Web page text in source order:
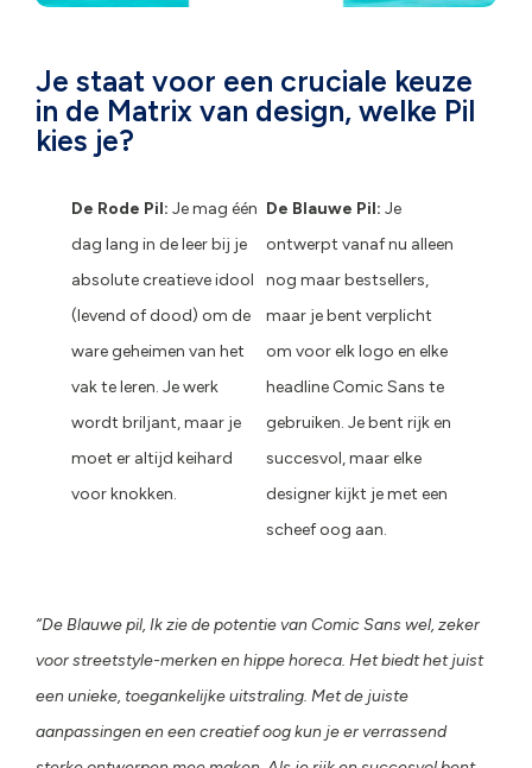
Je staat voor een cruciale keuze
in de Matrix van design, welke Pil
kies je?
De Blauwe Pil: Je
ontwerpt vanaf nu alleen
nog maar bestsellers,
maar je bent verplicht
om voor elk logo en elke
headline Comic Sans te
gebruiken. Je bent rijk en
succesvol, maar elke
designer kijkt je met een
scheef oog aan.
De Rode Pil: Je mag één
dag lang in de leer bij je
absolute creatieve idool
(levend of dood) om de
ware geheimen van het
vak te leren. Je werk
wordt briljant, maar je
moet er altijd keihard
voor knokken.
“De Blauwe pil, Ik zie de potentie van Comic Sans wel, zeker
voor streetstyle-merken en hippe horeca. Het biedt het juist
een unieke, toegankelijke uitstraling. Met de juiste
aanpassingen en een creatief oog kun je er verrassend